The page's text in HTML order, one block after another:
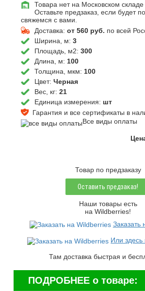
Товара нет на Московском складе
Оставьте предзаказ, если будет
свяжемся с вами.
Доставка: от 560 руб. по всей
Ширина, м: 3
Площадь, м2: 300
Длина, м: 100
Толщина, мкм: 100
Цвет: Черная
Вес, кг: 21
Единица измерения: шт
Гарантия и все сертификаты в
Все виды оплаты
Товар по предзаказу
Оставить предзаказ!
Наши товары есть
на Wildberries!
Заказать
Или
Там доставка быстрая и
ПОДРОБНЕЕ о товаре: